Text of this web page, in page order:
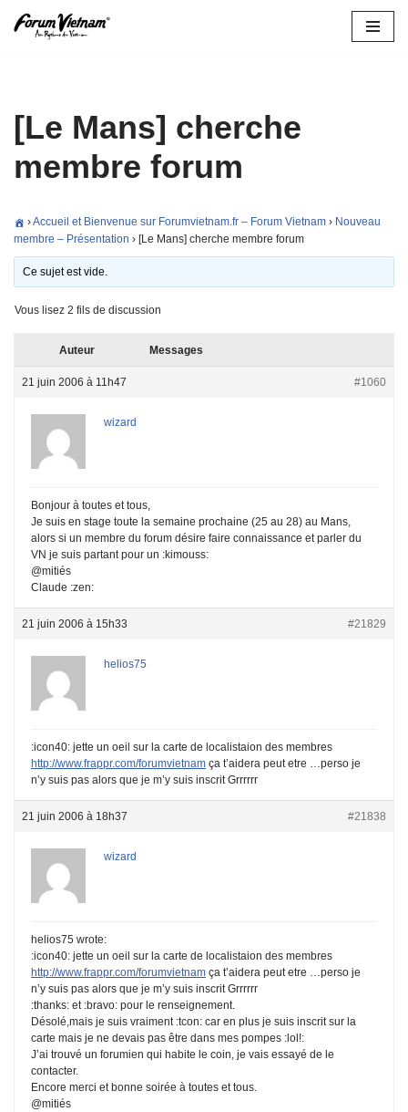
[Le Mans] cherche
membre forum
›Accueil et Bienvenue sur Forumvietnam.fr – Forum Vietnam › Nouveau
membre – Présentation › [Le Mans] cherche membre forum
Ce sujet est vide.
Vous lisez 2 fils de discussion
Auteur Messages
21 juin 2006 à 11h47 #1060
wizard
Bonjour à toutes et tous,
Je suis en stage toute la semaine prochaine (25 au 28) au Mans,
alors si un membre du forum désire faire connaissance et parler du
VN je suis partant pour un :kimouss:
@mitiés
Claude :zen:
21 juin 2006 à 15h33 #21829
helios75
:icon40: jette un oeil sur la carte de localistaion des membres
http://www.frappr.com/forumvietnam ça t’aidera peut etre …perso je
n’y suis pas alors que je m’y suis inscrit Grrrrrr
21 juin 2006 à 18h37 #21838
wizard
helios75 wrote:
:icon40: jette un oeil sur la carte de localistaion des membres
http://www.frappr.com/forumvietnam ça t’aidera peut etre …perso je
n’y suis pas alors que je m’y suis inscrit Grrrrrr
:thanks: et :bravo: pour le renseignement.
Désolé,mais je suis vraiment :tcon: car en plus je suis inscrit sur la
carte mais je ne devais pas être dans mes pompes :lol!:
J’ai trouvé un forumien qui habite le coin, je vais essayé de le
contacter.
Encore merci et bonne soirée à toutes et tous.
@mitiés